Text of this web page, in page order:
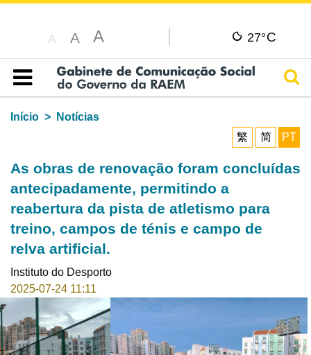
A A A 27°C
Índice
Início
Notícias
繁
简 PT
As obras de renovação foram concluídas
antecipadamente, permitindo a
reabertura da pista de atletismo para
treino, campos de ténis e campo de
relva artificial.
Instituto do Desporto
2025-07-24 11:11